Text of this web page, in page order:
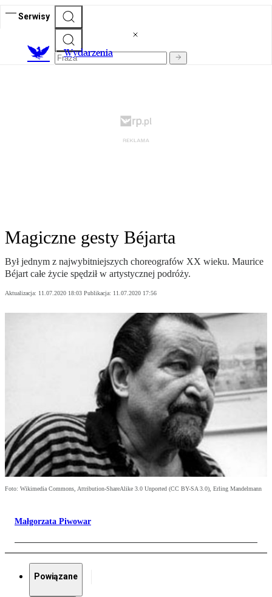
Serwisy
Wydarzenia
Magiczne gesty Béjarta
Był jednym z najwybitniejszych choreografów XX wieku. Maurice
Béjart całe życie spędził w artystycznej podróży.
Aktualizacja: 11.07.2020 18:03 Publikacja: 11.07.2020 17:56
Foto: Wikimedia Commons, Attribution-ShareAlike 3.0 Unported (CC BY-SA 3.0), Erling Mandelmann
Małgorzata Piwowar
Powiązane